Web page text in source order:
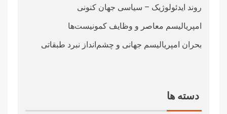
روند ایدئولوژیک – سیاسی جهان کنونی
امپریالیسم معاصر و وظایف کمونیست‌ها
بحران امپریالیسم جهانی و چشم‌انداز نبرد طبقاتی
دسته ها